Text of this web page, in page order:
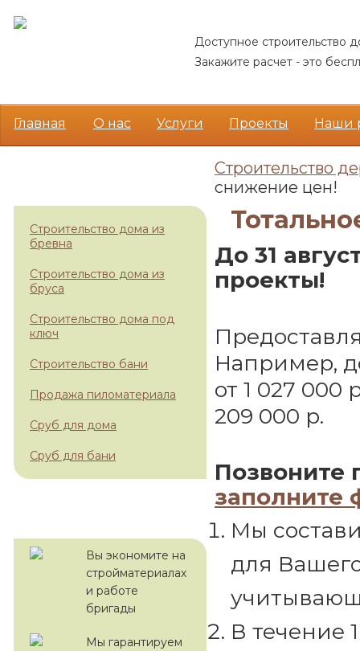
Доступное строительство
Закажите расчет - это
Главная О нас Услуги Проекты Наши
Строительство дома из
бревна
Строительство дома из
бруса
Строительство дома под
ключ
Строительство бани
Продажа пиломатериала
Сруб для дома
Сруб для бани
Вы экономите на
стройматериалах
и работе
бригады
Мы гарантируем
Cтроительство
снижение цен!
До 31
проекты!
Например,
от 1 027 000
209 000 р.
Позвоните
заполните
Мы
для
В течение